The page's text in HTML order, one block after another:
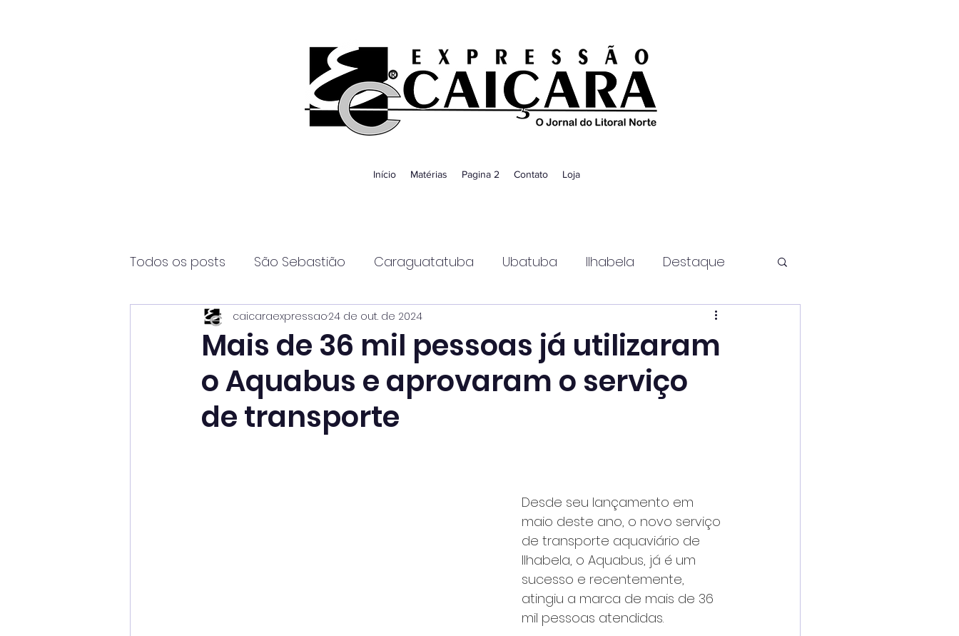
Início Matérias Pagina 2 Contato Loja
Todos os posts São Sebastião Caraguatatuba Ubatuba Ilhabela Destaque
Página2 Itanhaém Guaratinguetá
Mais de 36 mil pessoas já utilizaram
o Aquabus e aprovaram o serviço
de transporte
caicaraexpressao24 de out. de 2024
Desde seu lançamento em
maio deste ano, o novo serviço
de transporte aquaviário de
Ilhabela, o Aquabus, já é um
sucesso e recentemente,
atingiu a marca de mais de 36
mil pessoas atendidas.